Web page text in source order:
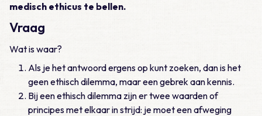
medisch ethicus te bellen.
Vraag
Wat is waar?
Als je het antwoord ergens op kunt zoeken, dan is het
geen ethisch dilemma, maar een gebrek aan kennis.
Bij een ethisch dilemma zijn er twee waarden of
principes met elkaar in strijd: je moet een afweging